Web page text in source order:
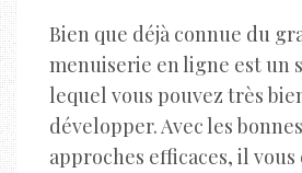
Bien que déjà connue du
menuiserie en ligne est un
lequel vous pouvez très
développer. Avec les
approches efficaces, il vous